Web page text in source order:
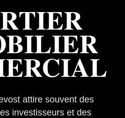
attire souvent des
investisseurs et des